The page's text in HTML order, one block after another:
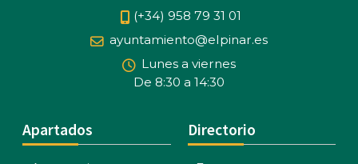
(+34) 958 79 31 01
ayuntamiento@elpinar.es
Lunes a viernes
De 8:30 a 14:30
Apartados Directorio